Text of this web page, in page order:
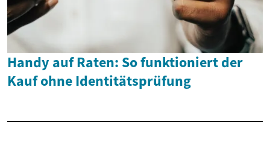
Handy auf Raten: So funktioniert der
Kauf ohne Identitätsprüfung